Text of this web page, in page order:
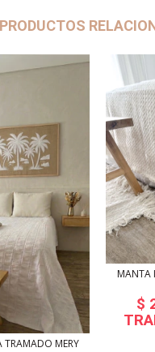
PRODUCTOS
TRAMADO MERY
MANTA